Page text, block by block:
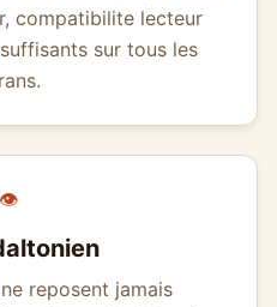
compatibilite lecteur
sur tous les
👁️
reposent jamais